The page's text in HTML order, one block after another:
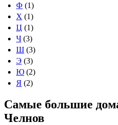
Ф (1)
Х (1)
Ц (1)
Ч (3)
Ш (3)
Э (3)
Ю (2)
Я (2)
Самые большие
Челнов